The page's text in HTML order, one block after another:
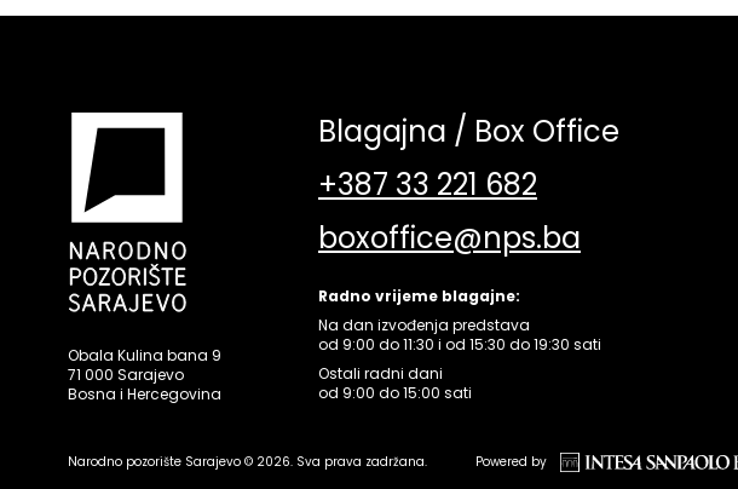
Obala Kulina bana 9
71 000 Sarajevo
Bosna i Hercegovina
Blagajna / Box Office
+387 33 221 682
boxoffice@nps.ba
Radno vrijeme blagajne:
Na dan izvođenja predstava
od 9:00 do 11:30 i od 15:30 do 19:30 sati
Ostali radni dani
od 9:00 do 15:00 sati
Powered by
Narodno pozorište Sarajevo © 2026. Sva prava zadržana.